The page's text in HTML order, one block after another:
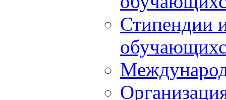
Стипендии